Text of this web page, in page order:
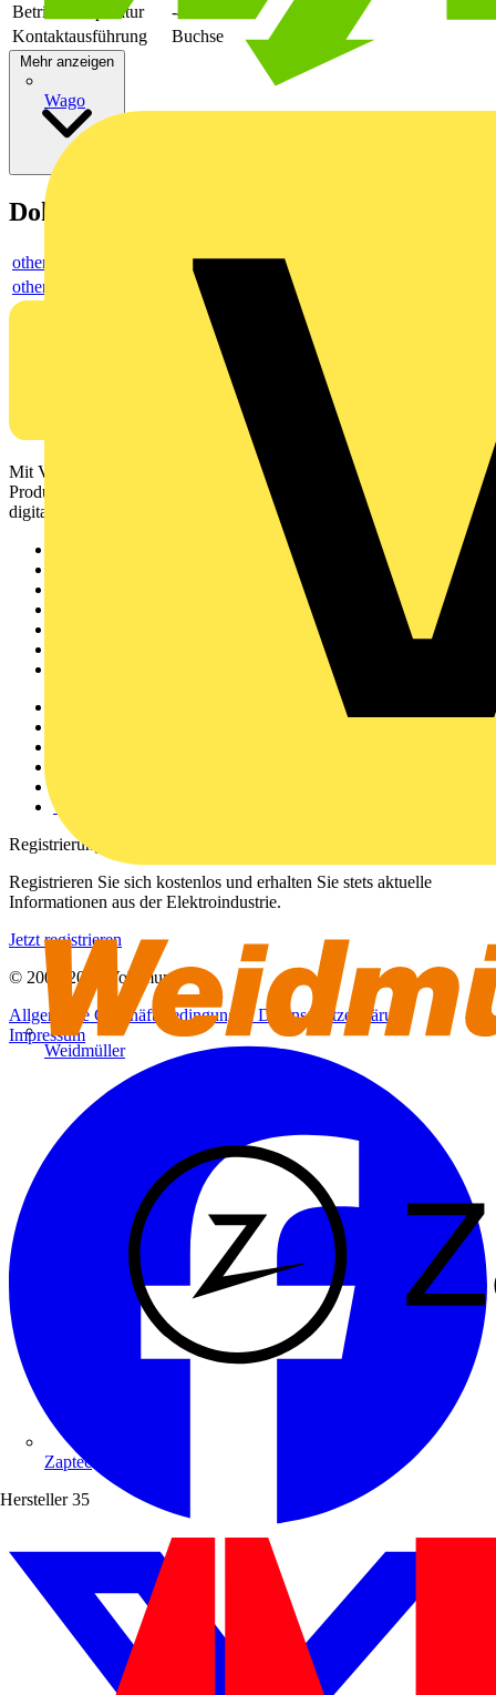
Wago
Weidmüller
Zaptec
Hersteller 35
Betriebstemperatur
-40 - 105
Kontaktausführung
Buchse
Mehr anzeigen
Dokumente
others
others
Mit Voltimum erhalten Elektrofachkräfte Zugang zu Branchennews,
Produktinformationen, Schulungen und Tools – alles auf einer
digitalen Plattform und Community.
voltimum.com
Registrierung
Registrieren Sie sich kostenlos und erhalten Sie stets aktuelle
Informationen aus der Elektroindustrie.
Jetzt registrieren
© 2002-
2026
Voltimum
Allgemeine GeschäftsbedingungenDatenschutzerklärung
Impressum